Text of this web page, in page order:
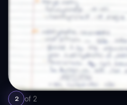
2 of 2